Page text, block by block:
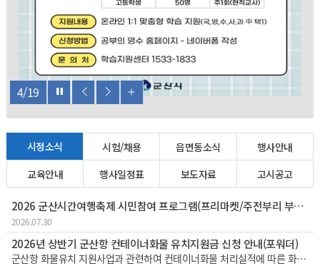
산
4/19
시정소식 시험/채용 읍면동소식
행사안내
교육안내
행사일정표 보도자료 고시공고
2026 군산시간여행축제 시민참여 프로그램(프리마켓/주전부리 부스운영) 참여자 모집
2026.07.30
2026년 상반기 군산항 컨테이너화물 유치지원금 신청 안내(포워더)
군산항 화물유치 지원사업과 관련하여 컨테이너화물 처리실적에 따른 화물유치지원금을 지급하고자 하오니, 해당되는 포워더께서는 다음과 같이 지원금을 신청하시기 바랍니다. 1. 해당기간 : ‘25. 11. 1. ~ '26. 4. 30.(6개